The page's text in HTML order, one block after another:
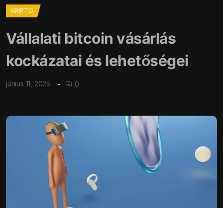
KRIPTO
Vállalati bitcoin vásárlás
kockázatai és lehetőségei
június 11, 2025 0